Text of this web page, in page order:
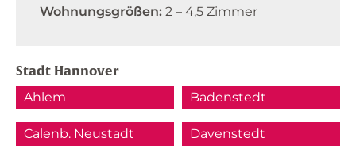
Wohnungsgrößen: 2 – 4,5 Zimmer
Stadt Hannover
Ahlem Badenstedt
Calenb. Neustadt Davenstedt